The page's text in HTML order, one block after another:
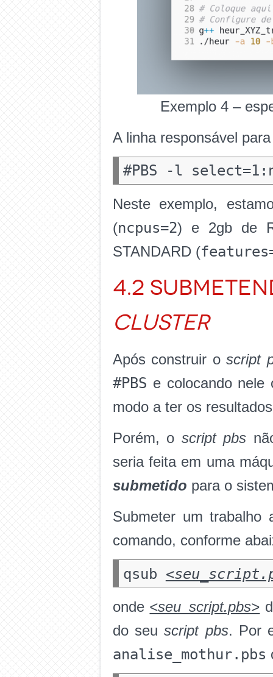
Exemplo 4 –
A linha responsável
Neste exemplo,
(ncpus=2) e 2gb de
STANDARD (
4.2
cluster
Após construir oscript
#PBS e colocando
modo a ter os
Porém, o script pbs
seria feita em uma
submetido para o
Submeter um
comando, conforme
qsub
onde <seu_script.pbs>
do seuscript pbs. Por
analise_mothur.pbs